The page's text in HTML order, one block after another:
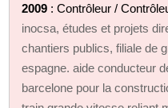
2009 : Contrôleur /
inocsa, études et projets
chantiers publics, filiale de
espagne. aide conducteur
barcelone pour la